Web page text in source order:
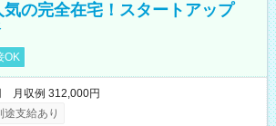
の完全在宅！スタートアップ
OK
月収例 312,000円
途支給あり